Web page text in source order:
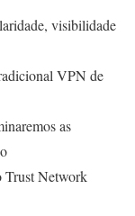
visibilidade
VPN de
as
Trust Network